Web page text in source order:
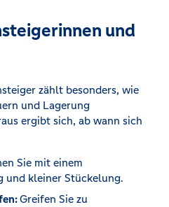
und
zählt besonders, wie
und Lagerung
ergibt sich, ab wann sich
Sie mit einem
und kleiner Stückelung.
Greifen Sie zu